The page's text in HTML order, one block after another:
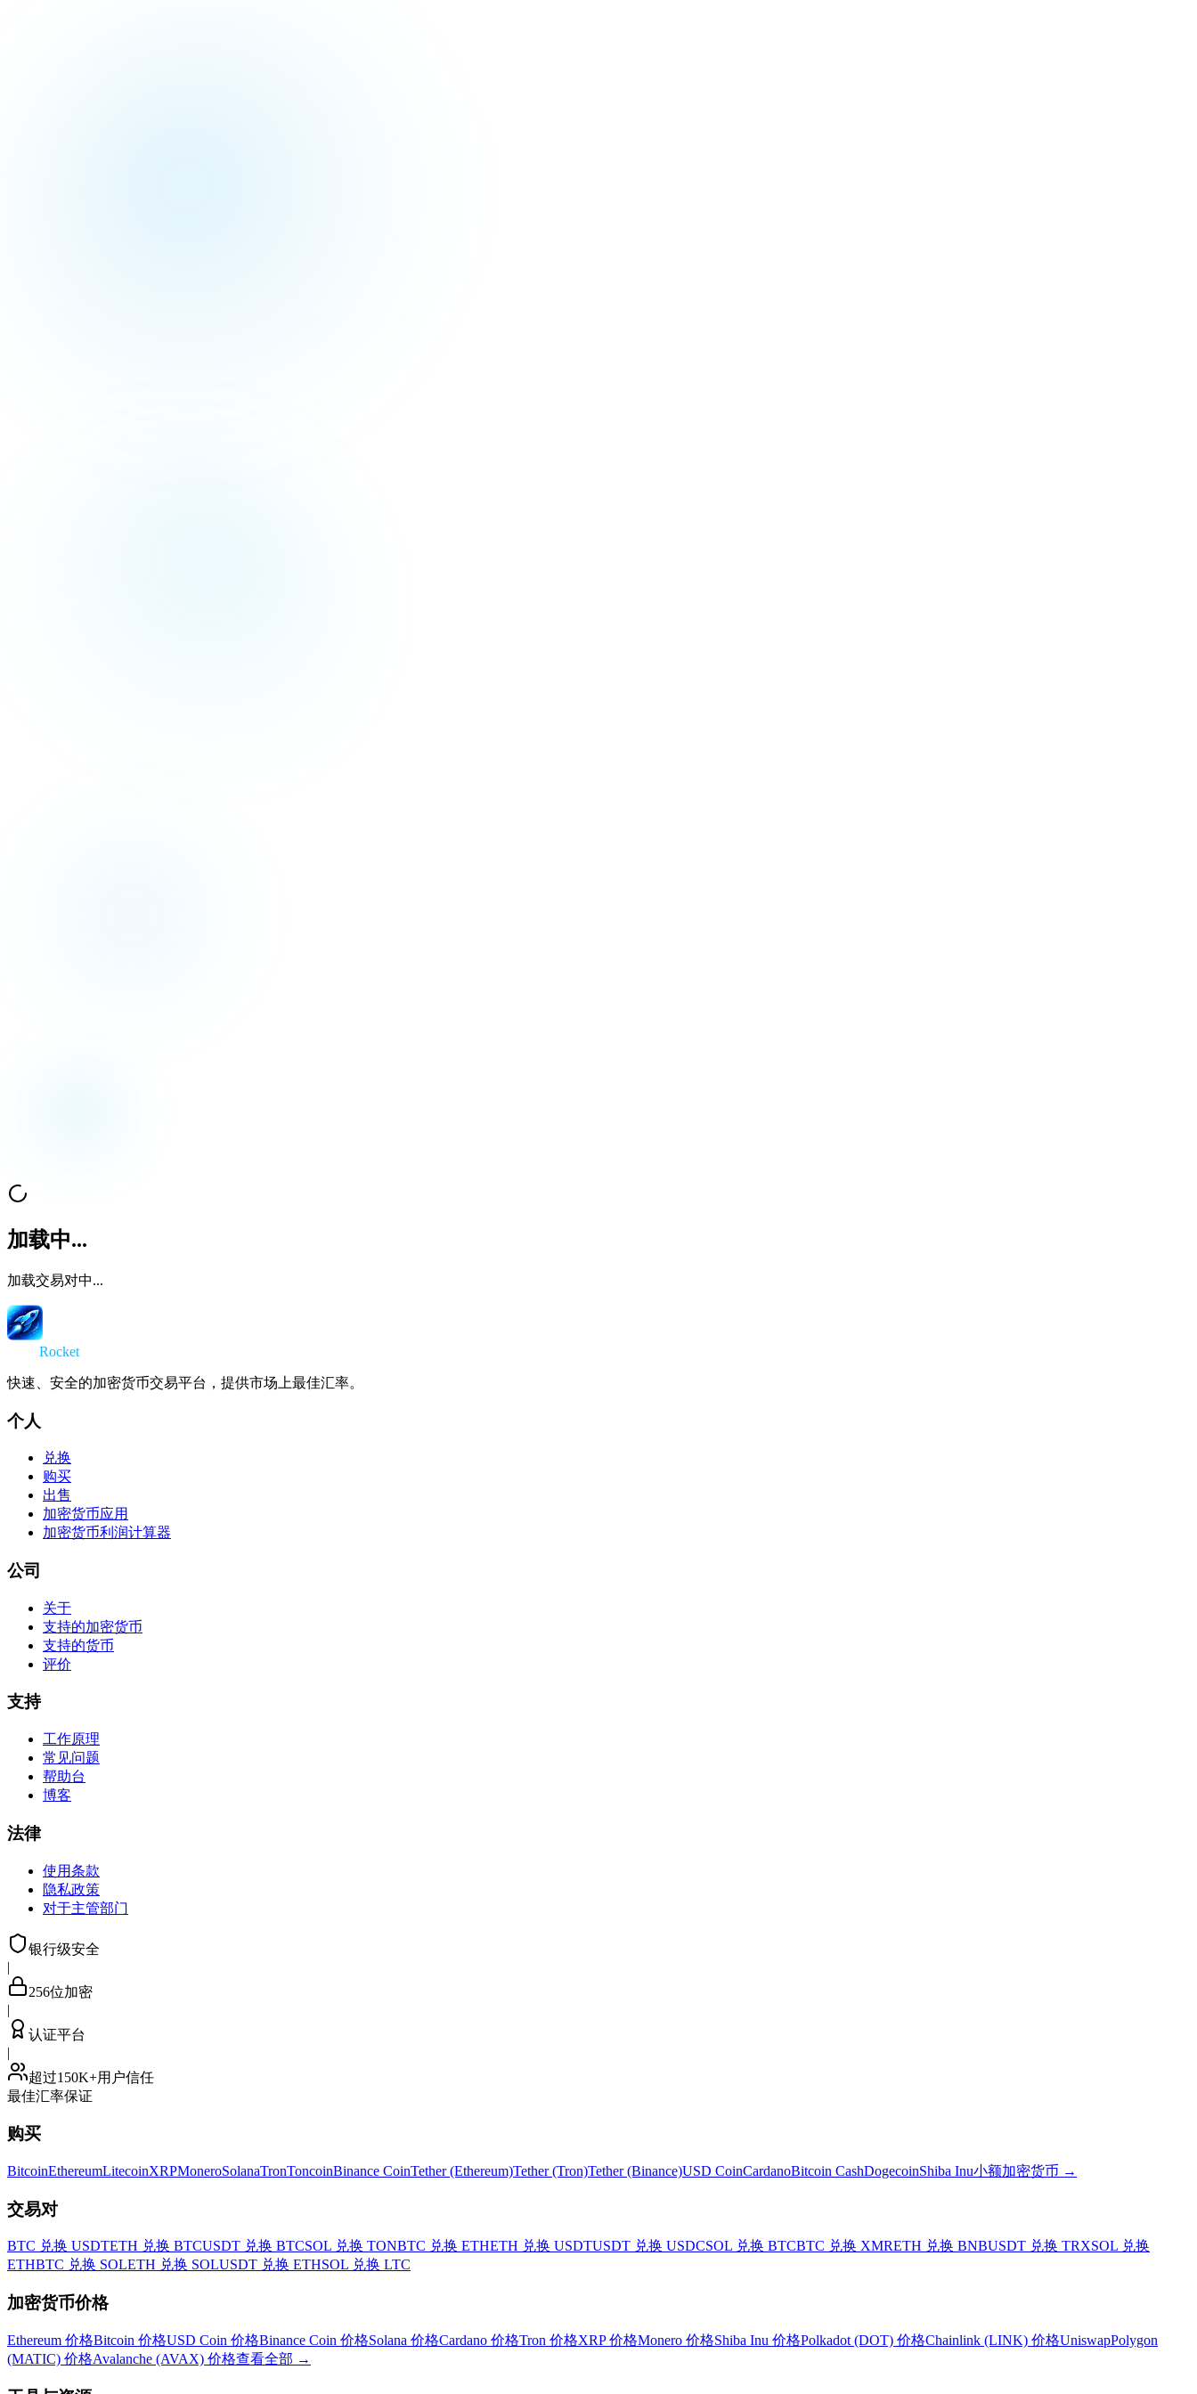
加载中...
加载交易对中...
Rocket
快速、安全的加密货币交易平台，提供市场上最佳汇率。
个人
兑换
购买
出售
加密货币应用
加密货币利润计算器
公司
关于
支持的加密货币
支持的货币
评价
支持
工作原理
常见问题
帮助台
博客
法律
使用条款
隐私政策
对于主管部门
银行级安全
|
256位加密
|
认证平台
|
超过150K+用户信任
最佳汇率保证
购买
BitcoinEthereumLitecoinXRPMoneroSolanaTronToncoinBinance CoinTether (Ethereum)Tether (Tron)Tether (Binance)USD CoinCardanoBitcoin CashDogecoinShiba Inu小额加密货币 →
交易对
BTC 兑换 USDTETH 兑换 BTCUSDT 兑换 BTCSOL 兑换 TONBTC 兑换 ETHETH 兑换 USDTUSDT 兑换 USDCSOL 兑换 BTCBTC 兑换 XMRETH 兑换 BNBUSDT 兑换 TRXSOL 兑换
ETHBTC 兑换 SOLETH 兑换 SOLUSDT 兑换 ETHSOL 兑换 LTC
加密货币价格
Ethereum 价格Bitcoin 价格USD Coin 价格Binance Coin 价格Solana 价格Cardano 价格Tron 价格XRP 价格Monero 价格Shiba Inu 价格Polkadot (DOT) 价格Chainlink (LINK) 价格UniswapPolygon
(MATIC) 价格Avalanche (AVAX) 价格查看全部 →